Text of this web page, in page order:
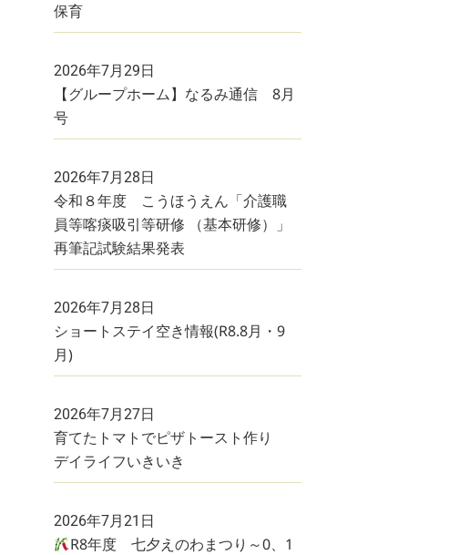
保育
2026年7月29日
【グループホーム】なるみ通信 8月
号
2026年7月28日
令和８年度 こうほうえん「介護職
員等喀痰吸引等研修 （基本研修）」
再筆記試験結果発表
2026年7月28日
ショートステイ空き情報(R8.8月・9
月)
2026年7月27日
育てたトマトでピザトースト作り
デイライフいきいき
2026年7月21日
R8年度 七夕えのわまつり～0、1